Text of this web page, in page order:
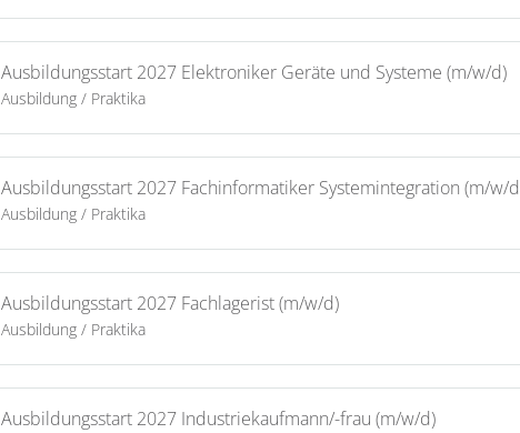
Ausbildungsstart 2027 Elektroniker Geräte und Systeme (m/w/d)
Ausbildung / Praktika
Ausbildungsstart 2027 Fachinformatiker Systemintegration (m/w/
Ausbildung / Praktika
Ausbildungsstart 2027 Fachlagerist (m/w/d)
Ausbildung / Praktika
Ausbildungsstart 2027 Industriekaufmann/-frau (m/w/d)